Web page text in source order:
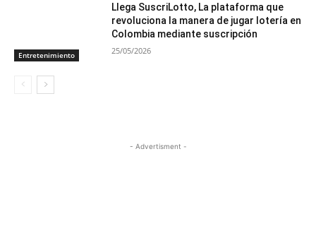
Entretenimiento
Llega SuscriLotto, La plataforma que
revoluciona la manera de jugar lotería en
Colombia mediante suscripción
25/05/2026
- Advertisment -